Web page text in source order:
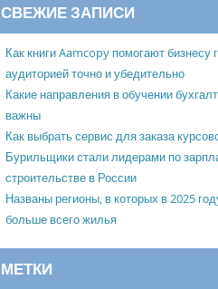
СВЕЖИЕ ЗАПИСИ
Как книги Aamcopy помогают бизнесу
аудиторией точно и убедительно
Какие направления в обучении
важны
Как выбрать сервис для заказа
Бурильщики стали лидерами по
строительстве в России
Названы регионы, в которых в 2025
больше всего жилья
МЕТКИ